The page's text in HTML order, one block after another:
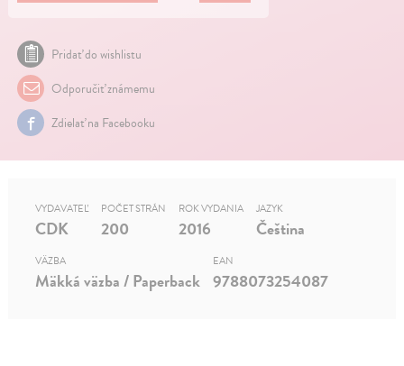
Pridať do wishlistu
Odporučiť známemu
Zdielať na Facebooku
VYDAVATEĽ
CDK
POČET STRÁN
200
ROK VYDANIA
2016
JAZYK
Čeština
VÄZBA
Mäkká väzba / Paperback
EAN
9788073254087